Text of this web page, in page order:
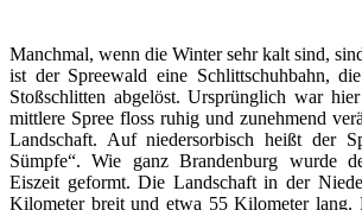
Manchmal, wenn die Winter sehr kalt sind,
ist der Spreewald eine Schlittschuhbahn,
Stoßschlitten abgelöst. Ursprünglich war
mittlere Spree floss ruhig und zunehmend
Landschaft. Auf niedersorbisch heißt der
Sümpfe“. Wie ganz Brandenburg wurde
Eiszeit geformt. Die Landschaft in der
Kilometer breit und etwa 55 Kilo­meter lang.